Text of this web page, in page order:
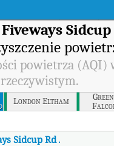
Sidcup
powietrza (AQI)
rzeczywistym.
London Eltham
Sidcup Rd A20